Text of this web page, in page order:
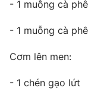
Khán giả
Giải sao mai
Du lịch
Làm đẹp
Chất lượng cuộc
Giáo dục
Tuyển sinh
Học trực tuyến
Giao lưu trực
- 1 muỗng cà
- 1 muỗng cà
Cơm lên men:
- 1 chén gạo lứt